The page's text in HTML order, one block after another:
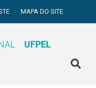
MAPA DO SITE
UFPEL